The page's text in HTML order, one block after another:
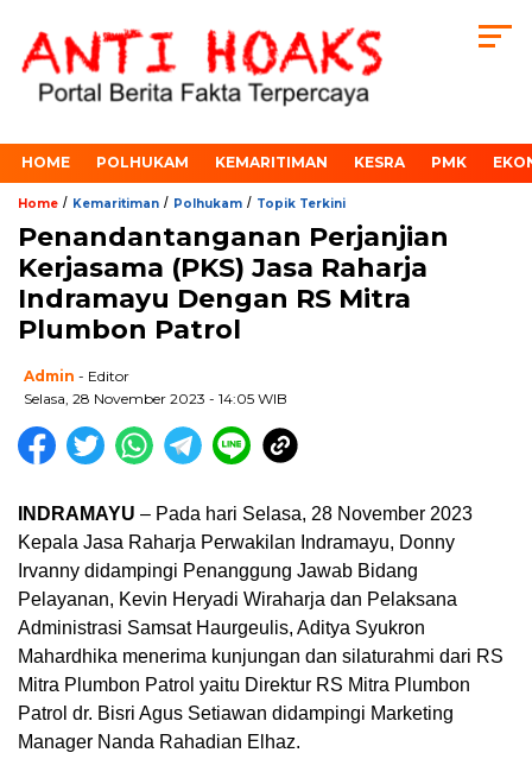
HOME POLHUKAM KEMARITIMAN KESRA PMK
Home / Kemaritiman / Polhukam / Topik Terkini
Penandantanganan Perjanjian
Kerjasama (PKS) Jasa Raharja
Indramayu Dengan RS Mitra
Plumbon Patrol
Admin - Editor
Selasa, 28 November 2023 - 14:05 WIB
INDRAMAYU – Pada hari Selasa, 28 November 2023
Kepala Jasa Raharja Perwakilan Indramayu, Donny
Irvanny didampingi Penanggung Jawab Bidang
Pelayanan, Kevin Heryadi Wiraharja dan Pelaksana
Administrasi Samsat Haurgeulis, Aditya Syukron
Mahardhika menerima kunjungan dan silaturahmi dari RS
Mitra Plumbon Patrol yaitu Direktur RS Mitra Plumbon
Patrol dr. Bisri Agus Setiawan didampingi Marketing
Manager Nanda Rahadian Elhaz.